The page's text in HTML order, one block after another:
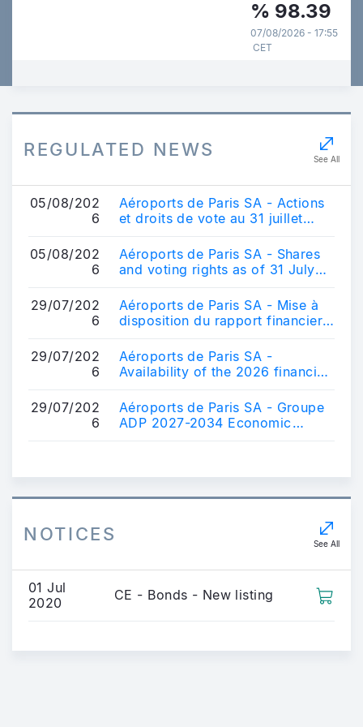
% 98.39
07/08/2026 - 17:55
CET
REGULATED NEWS See All
05/08/202
6
Aéroports de Paris SA - Actions
et droits de vote au 31 juillet
05/08/202
6
Aéroports de Paris SA - Shares
and voting rights as of 31 July
29/07/202
6
Aéroports de Paris SA - Mise à
disposition du rapport financier
29/07/202
6
Aéroports de Paris SA -
Availability of the 2026 financial
29/07/202
6
Aéroports de Paris SA - Groupe
ADP 2027-2034 Economic
NOTICES See All
01 Jul
2020
CE - Bonds - New listing